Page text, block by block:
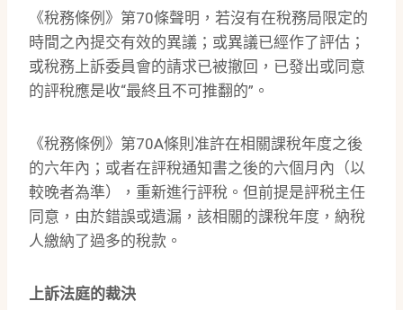
《稅務條例》第70條聲明，若沒有在稅務局限定的
時間之內提交有效的異議；或異議已經作了評估；
或稅務上訴委員會的請求已被撤回，已發出或同意
的評稅應是收“最終且不可推翻的”。
《稅務條例》第70A條則准許在相關課稅年度之後
的六年內；或者在評稅通知書之後的六個月內（以
較晚者為準），重新進行評稅。但前提是評税主任
同意，由於錯誤或遺漏，該相關的課稅年度，納稅
人繳納了過多的稅款。
上訴法庭的裁決